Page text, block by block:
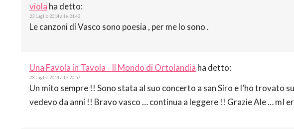
viola ha detto:
23 Luglio 2014 alle 21:43
Le canzoni di Vasco sono poesia , per me lo sono .
Una Favola in Tavola - Il Mondo di Ortolandia ha detto:
23 Luglio 2014 alle 20:57
Un mito sempre !! Sono stata al suo concerto a san Siro e l’ho trovato
vedevo da anni !! Bravo vasco … continua a leggere !! Grazie Ale … mI